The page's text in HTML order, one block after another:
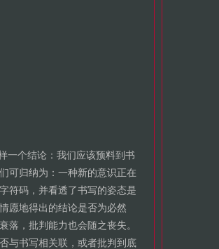
一个结论：我们应该预料到书
可归纳为：一种新的意识正在
符码，并看透了书写的姿态是
愿地得出的结论是否为必然
落，批判能力也会随之丧失。
与书写相关联，或者批判到底